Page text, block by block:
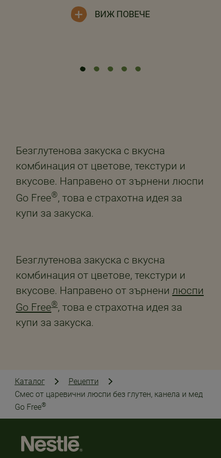
ВИЖ ПОВЕЧЕ
Безглутенова закуска с вкусна
комбинация от цветове, текстури и
вкусове. Направено от зърнени люспи
Go Free®, това е страхотна идея за
купи за закуска.
Безглутенова закуска с вкусна
комбинация от цветове, текстури и
вкусове. Направено от зърнени люспи
Go Free®, това е страхотна идея за
купи за закуска.
Каталог
Рецепти
Смес от царевични люспи без глутен, канела и мед
Go Free®